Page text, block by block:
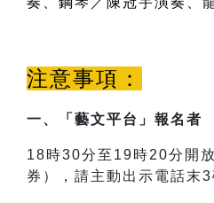
注意事項：
一、「藝文平台」報名者
18時30分至19時20分開
券），請主動出示電話末3